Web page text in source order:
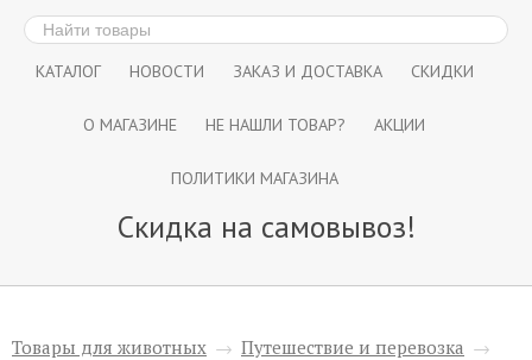
КАТАЛОГ НОВОСТИ ЗАКАЗ И ДОСТАВКА СКИДКИ
О МАГАЗИНЕ НЕ НАШЛИ ТОВАР? АКЦИИ
ПОЛИТИКИ МАГАЗИНА
Скидка на самовывоз!
Товары для животных → Путешествие и перевозка →